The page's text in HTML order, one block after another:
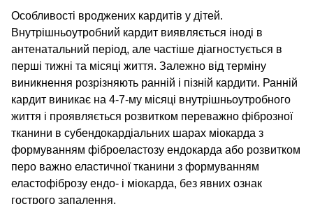
Особливості вроджених кардитів у дітей.
Внутрішньоутробний кардит виявляється іноді в
антенатальний період, але частіше діагностується в
перші тижні та місяці життя. Залежно від терміну
виникнення розрізняють ранній і пізній кардити. Ранній
кардит виникає на 4-7-му місяці внутрішньоутробного
життя і проявляється розвитком переважно фіброзної
тканини в субендокардіальних шарах міокарда з
формуванням фіброеластозу ендокарда або розвитком
перо важно еластичної тканини з формуванням
еластофіброзу ендо- і міокарда, без явних ознак
гострого запалення.